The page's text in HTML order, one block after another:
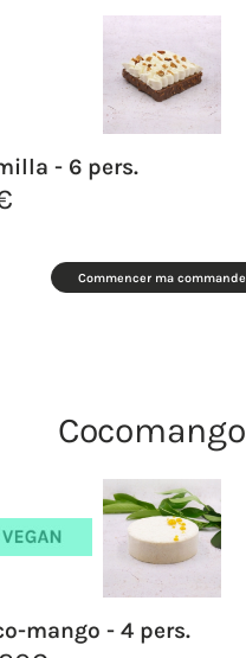
- 6 pers.
Commencer ma commande
Cocomango
mango - 4 pers.